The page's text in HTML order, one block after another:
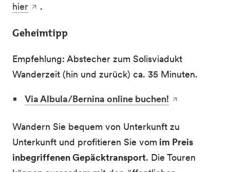
hier
.
Geheimtipp
Empfehlung: Abstecher zum Solisviadukt
Wanderzeit (hin und zurück) ca. 35 Minuten.
Via Albula/Bernina online buchen!
Wandern Sie bequem von Unterkunft zu
Unterkunft und profitieren Sie vom im Preis
inbegriffenen Gepäcktransport. Die Touren